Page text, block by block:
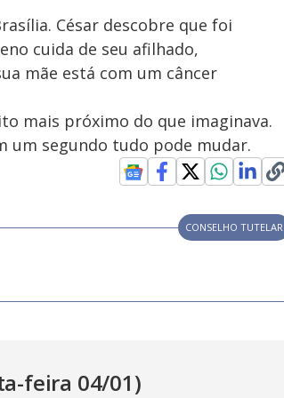
César descobre que foi
cuida de seu afilhado,
mãe está com um câncer
mais próximo do que imaginava.
um segundo tudo pode mudar.
CONSELHO TUTELAR
feira 04/01)